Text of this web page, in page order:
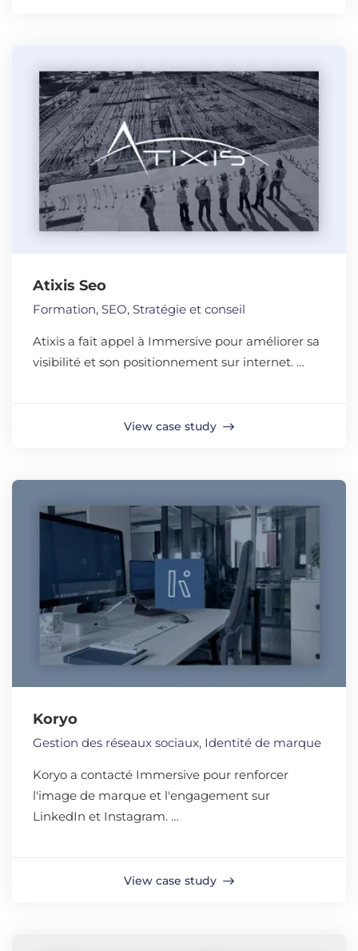
Atixis Seo
Formation, SEO, Stratégie et conseil
Atixis a fait appel à Immersive pour améliorer sa
visibilité et son positionnement sur internet. …
View case study
Koryo
Gestion des réseaux sociaux, Identité de marque
Koryo a contacté Immersive pour renforcer
l'image de marque et l'engagement sur
LinkedIn et Instagram. …
View case study